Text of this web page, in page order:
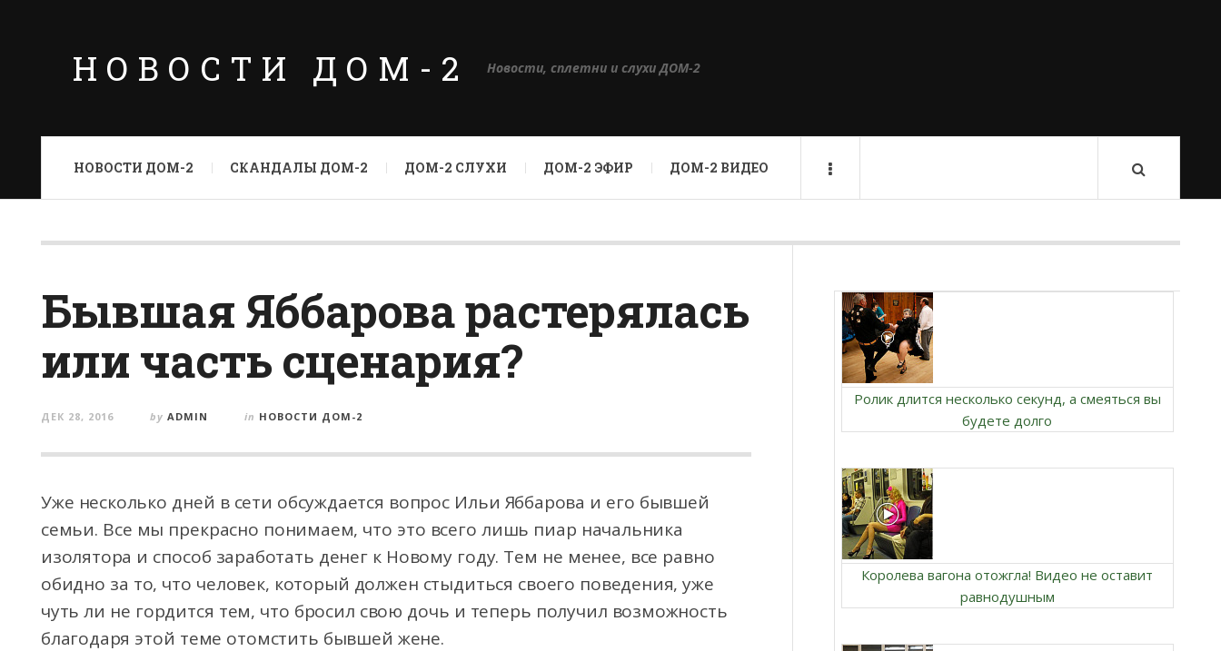
НОВОСТИ ДОМ-2 Новости, сплетни и слухи ДОМ-2
НОВОСТИ ДОМ-2 СКАНДАЛЫ ДОМ-2 ДОМ-2 СЛУХИ ДОМ-2 ЭФИР ДОМ-2 ВИДЕО
Бывшая Яббарова растерялась
или часть сценария?
ДЕК 28, 2016 by ADMIN in НОВОСТИ ДОМ-2
Уже несколько дней в сети обсуждается вопрос Ильи Яббарова и его бывшей
семьи. Все мы прекрасно понимаем, что это всего лишь пиар начальника
изолятора и способ заработать денег к Новому году. Тем не менее, все равно
обидно за то, что человек, который должен стыдиться своего поведения, уже
чуть ли не гордится тем, что бросил свою дочь и теперь получил возможность
благодаря этой теме отомстить бывшей жене.
Ролик длится несколько секунд, а смеяться вы
будете долго
Королева вагона отожгла! Видео не оставит
равнодушным